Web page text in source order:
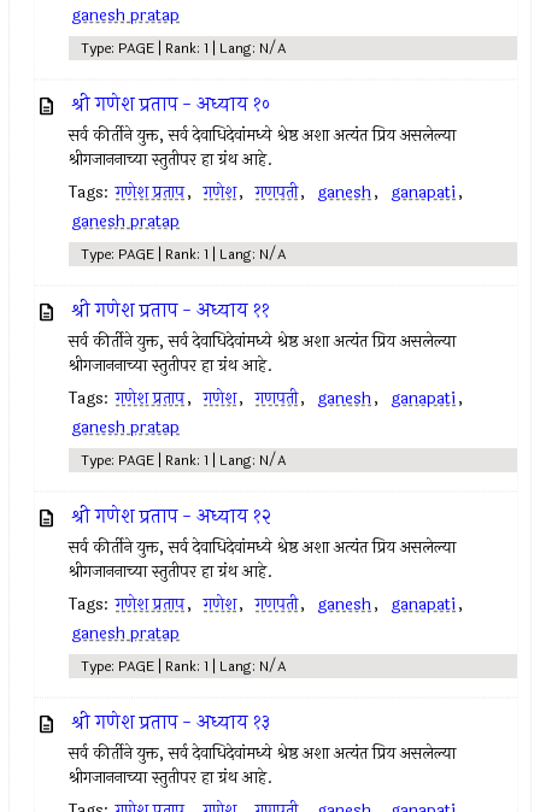
ganesh pratap
Type: PAGE | Rank: 1 | Lang: N/A
श्री गणेश प्रताप - अध्याय १०
सर्व कीर्तीने युक्त, सर्व देवाधिदेवांमध्ये श्रेष्ठ अशा अत्यंत प्रिय असलेल्या
श्रीगजाननाच्या स्तुतीपर हा ग्रंथ आहे.
Tags: गणेश प्रताप, गणेश, गणपती, ganesh, ganapati,
ganesh pratap
Type: PAGE | Rank: 1 | Lang: N/A
श्री गणेश प्रताप - अध्याय ११
सर्व कीर्तीने युक्त, सर्व देवाधिदेवांमध्ये श्रेष्ठ अशा अत्यंत प्रिय असलेल्या
श्रीगजाननाच्या स्तुतीपर हा ग्रंथ आहे.
Tags: गणेश प्रताप, गणेश, गणपती, ganesh, ganapati,
ganesh pratap
Type: PAGE | Rank: 1 | Lang: N/A
श्री गणेश प्रताप - अध्याय १२
सर्व कीर्तीने युक्त, सर्व देवाधिदेवांमध्ये श्रेष्ठ अशा अत्यंत प्रिय असलेल्या
श्रीगजाननाच्या स्तुतीपर हा ग्रंथ आहे.
Tags: गणेश प्रताप, गणेश, गणपती, ganesh, ganapati,
ganesh pratap
Type: PAGE | Rank: 1 | Lang: N/A
श्री गणेश प्रताप - अध्याय १३
सर्व कीर्तीने युक्त, सर्व देवाधिदेवांमध्ये श्रेष्ठ अशा अत्यंत प्रिय असलेल्या
श्रीगजाननाच्या स्तुतीपर हा ग्रंथ आहे.